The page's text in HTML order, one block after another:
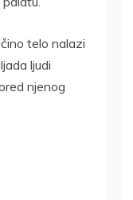
telo nalazi
ljudi
njenog